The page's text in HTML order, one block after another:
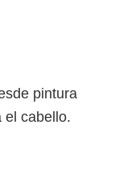
pintura
el cabello.